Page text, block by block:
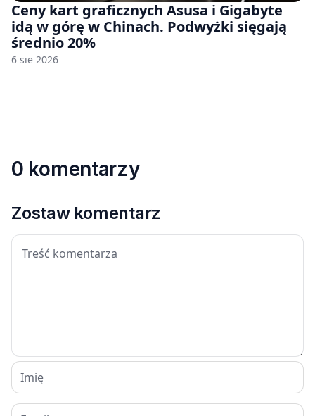
Ceny kart graficznych Asusa i Gigabyte
idą w górę w Chinach. Podwyżki sięgają
średnio 20%
6 sie 2026
0 komentarzy
Zostaw komentarz